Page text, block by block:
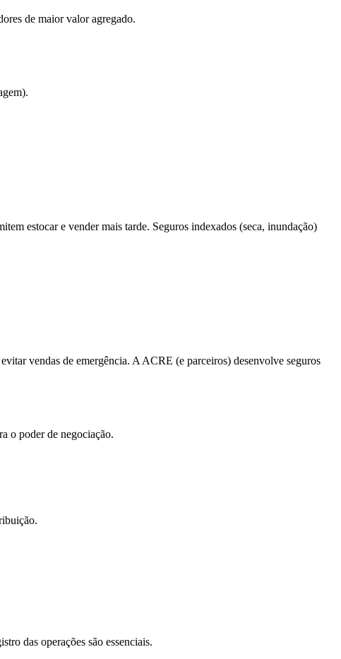
de maior valor agregado.
estocar e vender mais tarde. Seguros indexados (seca, inundação)
vendas de emergência. A ACRE (e parceiros) desenvolve seguros
o poder de negociação.
das operações são essenciais.